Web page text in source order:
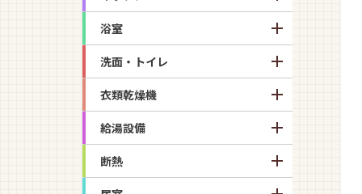
浴室
洗面・トイレ
衣類乾燥機
給湯設備
断熱